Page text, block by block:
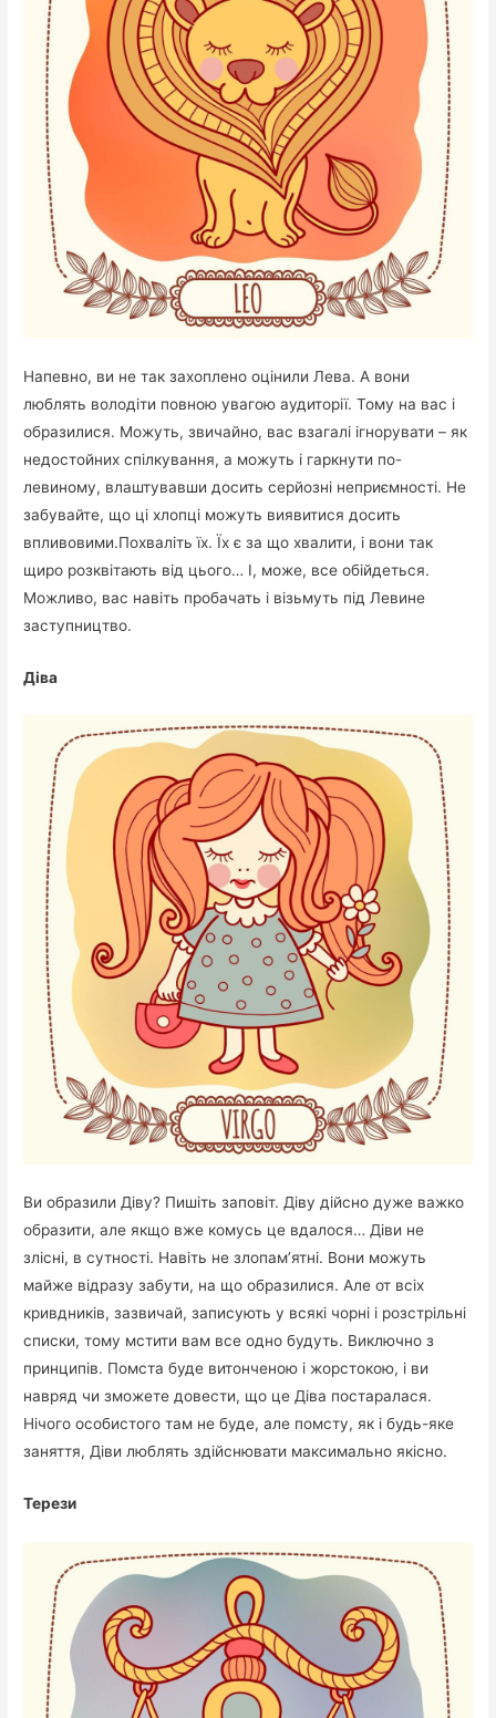
Напевно, ви не так захоплено оцінили Лева. А вони
люблять володіти повною увагою аудиторії. Тому на вас і
образилися. Можуть, звичайно, вас взагалі ігнорувати – як
недостойних спілкування, а можуть і гаркнути по-
левиному, влаштувавши досить серйозні неприємності. Не
забувайте, що ці хлопці можуть виявитися досить
впливовими.Похваліть їх. Їх є за що хвалити, і вони так
щиро розквітають від цього… І, може, все обійдеться.
Можливо, вас навіть пробачать і візьмуть під Левине
заступництво.
Діва
Ви образили Діву? Пишіть заповіт. Діву дійсно дуже важко
образити, але якщо вже комусь це вдалося… Діви не
злісні, в сутності. Навіть не злопам’ятні. Вони можуть
майже відразу забути, на що образилися. Але от всіх
кривдників, зазвичай, записують у всякі чорні і розстрільні
списки, тому мстити вам все одно будуть. Виключно з
принципів. Помста буде витонченою і жорстокою, і ви
навряд чи зможете довести, що це Діва постаралася.
Нічого особистого там не буде, але помсту, як і будь-яке
заняття, Діви люблять здійснювати максимально якісно.
Терези